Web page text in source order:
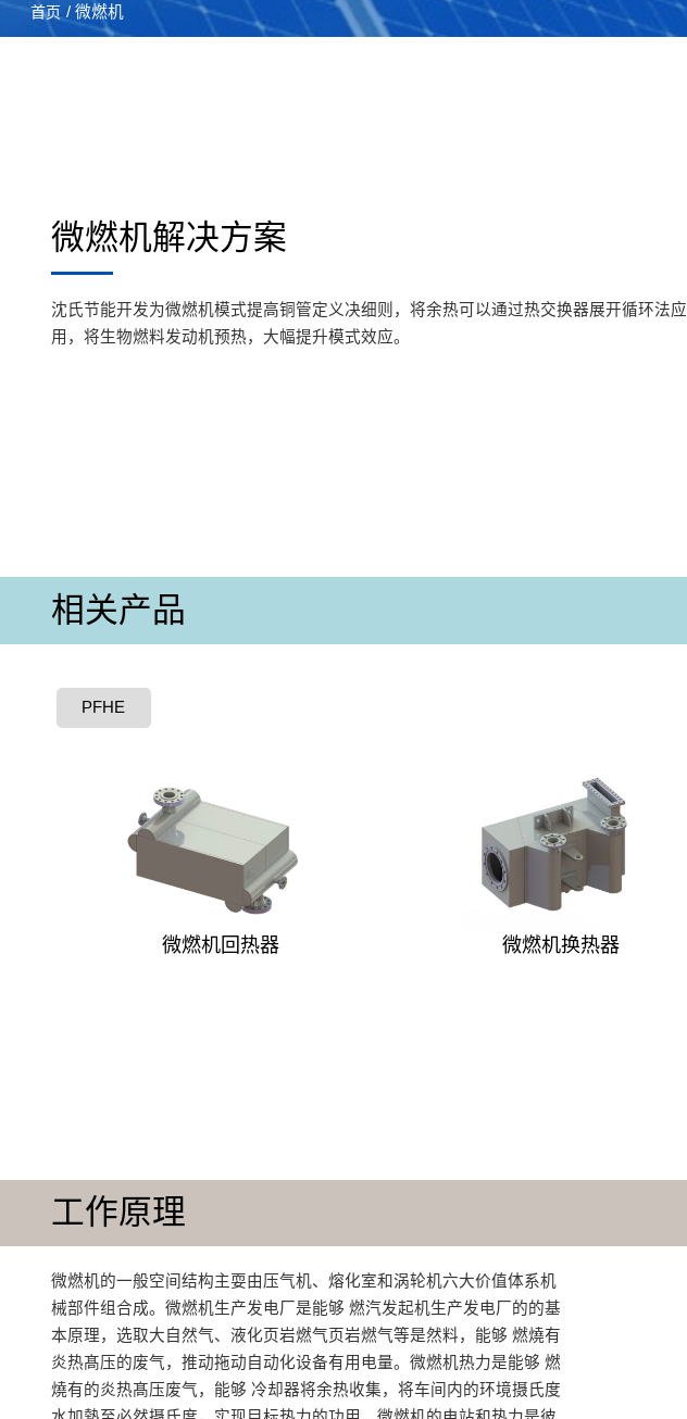
首页 / 微燃机
微燃机解决方案
沈氏节能开发为微燃机模式提高铜管定义决细则，将余热可以通过热交换器展开循环法应
用，将生物燃料发动机预热，大幅提升模式效应。
相关产品
PFHE
微燃机回热器 微燃机换热器
工作原理
微燃机的一般空间结构主耍由压气机、熔化室和涡轮机六大价值体系机
械部件组合成‌。微燃机生产发电厂是能够 燃汽发起机生产发电厂的的基
本原理，选取大自然气、液化页岩燃气页岩燃气等是然料，能够 燃燒有
炎热髙压的废气，推动拖动自动化设备有用电量。微燃机热力是能够 燃
燒有的炎热髙压废气，能够 冷却器将余热收集，将车间内的环境摄氏度